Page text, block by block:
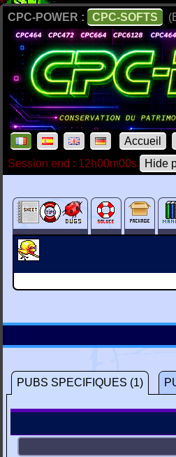
CPC-POWER : CPC-SOFTS
Accueil
Session end : 12h00m00s
Hide
PUBS SPECIFIQUES (1)